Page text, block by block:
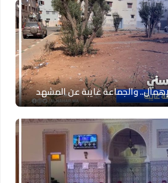
والجماعة غايبة عن المشهد